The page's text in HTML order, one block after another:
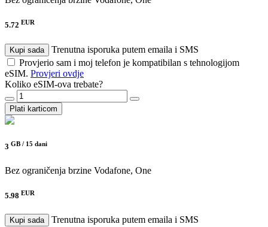
5.72 EUR
Kupi sada
Trenutna isporuka putem emaila i SMS
Provjerio sam i moj telefon je kompatibilan s tehnologijom
eSIM. Provjeri ovdje
Koliko eSIM-ova trebate?
Plati karticom
3 GB / 15 dani
Bez ograničenja brzine Vodafone, One
5.98 EUR
Kupi sada
Trenutna isporuka putem emaila i SMS